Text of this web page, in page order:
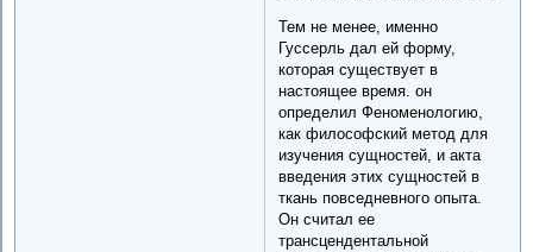
Тем не менее, именно
Гуссерль дал ей форму,
которая существует в
настоящее время. он
определил Феноменологию,
как философский метод для
изучения сущностей, и акта
введения этих сущностей в
ткань повседневного опыта.
Он считал ее
трансцендентальной